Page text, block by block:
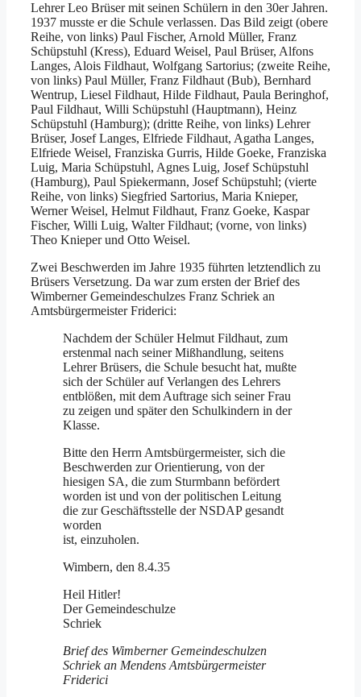
Lehrer Leo Brüser mit seinen Schülern in den 30er Jahren.
1937 musste er die Schule verlassen. Das Bild zeigt (obere
Reihe, von links) Paul Fischer, Arnold Müller, Franz
Schüpstuhl (Kress), Eduard Weisel, Paul Brüser, Alfons
Langes, Alois Fildhaut, Wolfgang Sartorius; (zweite Reihe,
von links) Paul Müller, Franz Fildhaut (Bub), Bernhard
Wentrup, Liesel Fildhaut, Hilde Fildhaut, Paula Beringhof,
Paul Fildhaut, Willi Schüpstuhl (Hauptmann), Heinz
Schüpstuhl (Hamburg); (dritte Reihe, von links) Lehrer
Brüser, Josef Langes, Elfriede Fildhaut, Agatha Langes,
Elfriede Weisel, Franziska Gurris, Hilde Goeke, Franziska
Luig, Maria Schüpstuhl, Agnes Luig, Josef Schüpstuhl
(Hamburg), Paul Spiekermann, Josef Schüpstuhl; (vierte
Reihe, von links) Siegfried Sartorius, Maria Knieper,
Werner Weisel, Helmut Fildhaut, Franz Goeke, Kaspar
Fischer, Willi Luig, Walter Fildhaut; (vorne, von links)
Theo Knieper und Otto Weisel.
Zwei Beschwerden im Jahre 1935 führten letztendlich zu
Brüsers Versetzung. Da war zum ersten der Brief des
Wimberner Gemeindeschulzes Franz Schriek an
Amtsbürgermeister Friderici:
Nachdem der Schüler Helmut Fildhaut, zum
erstenmal nach seiner Mißhandlung, seitens
Lehrer Brüsers, die Schule besucht hat, mußte
sich der Schüler auf Verlangen des Lehrers
entblößen, mit dem Auftrage sich seiner Frau
zu zeigen und später den Schulkindern in der
Klasse.
Bitte den Herrn Amtsbürgermeister, sich die
Beschwerden zur Orientierung, von der
hiesigen SA, die zum Sturmbann befördert
worden ist und von der politischen Leitung
die zur Geschäftsstelle der NSDAP gesandt
worden
ist, einzuholen.
Wimbern, den 8.4.35
Heil Hitler!
Der Gemeindeschulze
Schriek
Brief des Wimberner Gemeindeschulzen
Schriek an Mendens Amtsbürgermeister
Friderici